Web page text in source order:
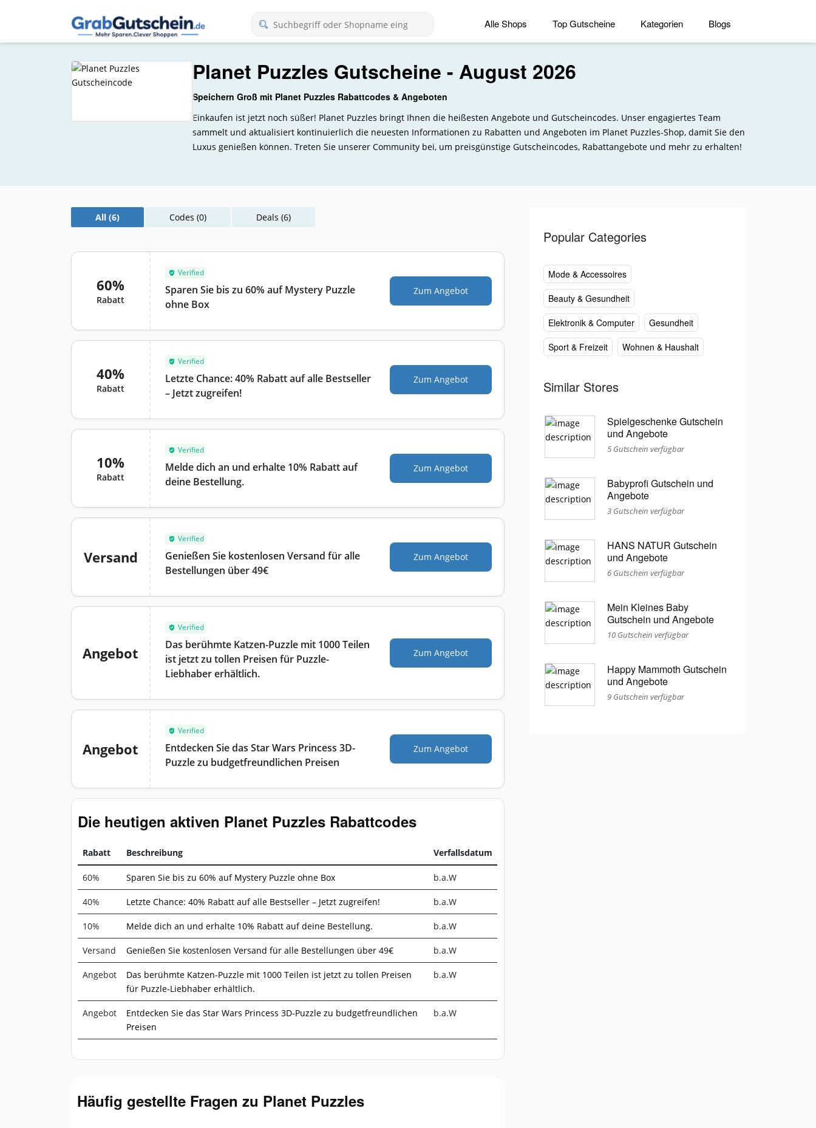
Alle Shops Top Gutscheine Kategorien Blogs
Planet Puzzles Gutscheine - August 2026
Speichern Groß mit Planet Puzzles Rabattcodes & Angeboten
Einkaufen ist jetzt noch süßer! Planet Puzzles bringt Ihnen die heißesten Angebote und Gutscheincodes. Unser engagiertes Team
sammelt und aktualisiert kontinuierlich die neuesten Informationen zu Rabatten und Angeboten im Planet Puzzles-Shop, damit Sie den
Luxus genießen können. Treten Sie unserer Community bei, um preisgünstige Gutscheincodes, Rabattangebote und mehr zu erhalten!
All (6) Codes (0) Deals (6)
60%
Rabatt
Verified
Sparen Sie bis zu 60% auf Mystery Puzzle
ohne Box
Zum Angebot
40%
Rabatt
Verified
Letzte Chance: 40% Rabatt auf alle Bestseller
– Jetzt zugreifen!
Zum Angebot
10%
Rabatt
Verified
Melde dich an und erhalte 10% Rabatt auf
deine Bestellung.
Zum Angebot
Versand
Verified
Genießen Sie kostenlosen Versand für alle
Bestellungen über 49€
Zum Angebot
Angebot
Verified
Das berühmte Katzen-Puzzle mit 1000 Teilen
ist jetzt zu tollen Preisen für Puzzle-
Liebhaber erhältlich.
Zum Angebot
Angebot
Verified
Entdecken Sie das Star Wars Princess 3D-
Puzzle zu budgetfreundlichen Preisen
Zum Angebot
Die heutigen aktiven Planet Puzzles Rabattcodes
Rabatt Beschreibung Verfallsdatum
60% Sparen Sie bis zu 60% auf Mystery Puzzle ohne Box b.a.W
40% Letzte Chance: 40% Rabatt auf alle Bestseller – Jetzt zugreifen! b.a.W
10% Melde dich an und erhalte 10% Rabatt auf deine Bestellung. b.a.W
Versand Genießen Sie kostenlosen Versand für alle Bestellungen über 49€ b.a.W
Angebot
Das berühmte Katzen-Puzzle mit 1000 Teilen ist jetzt zu tollen Preisen
für Puzzle-Liebhaber erhältlich.
b.a.W
Angebot
Entdecken Sie das Star Wars Princess 3D-Puzzle zu budgetfreundlichen
Preisen
b.a.W
Häufig gestellte Fragen zu Planet Puzzles
Popular Categories
Mode & Accessoires
Beauty & Gesundheit
Elektronik & Computer
Gesundheit
Sport & Freizeit
Wohnen & Haushalt
Similar Stores
Spielgeschenke Gutschein
und Angebote
5 Gutschein verfügbar
Babyprofi Gutschein und
Angebote
3 Gutschein verfügbar
HANS NATUR Gutschein
und Angebote
6 Gutschein verfügbar
Mein Kleines Baby
Gutschein und Angebote
10 Gutschein verfügbar
Happy Mammoth Gutschein
und Angebote
9 Gutschein verfügbar